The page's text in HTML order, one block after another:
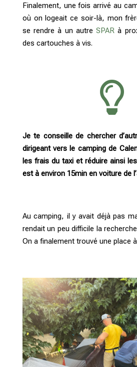
Finalement, une fois arrivé au
où on logeait ce soir-là, mon
se rendre à un autreSPAR à
des cartouches à vis.

Je te conseille de chercher
dirigeant vers le camping de
les frais du taxi et réduire ainsi
est à environ 15min en voiture de
Au camping, il y avait déjà pas
rendait un peu difficile la
On a finalement trouvé une place